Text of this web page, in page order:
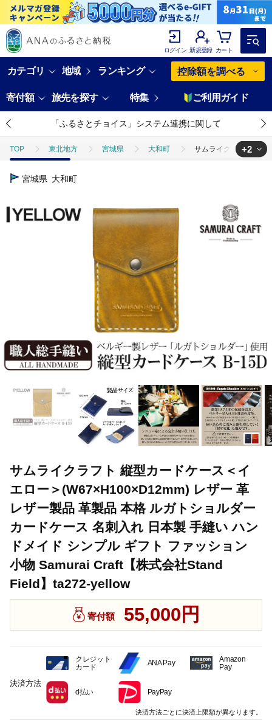
ログイン 新規登録 カート
カテゴリ 地域 ランキング 控除額を調べる
寄付額 旅先を探す 特集 ご利用ガイド
「ふるさとチョイス」システム連携に関して
TOP 東北地方 宮城県 大和町 サムライクラフト 縦
TOP
+2
宮城県 大和町
サムライクラフト 縦型カードケース＜イ
エロー＞(W67×H100×D12mm) レザー 革
レザー製品 革製品 本格 ルガトショルダー
カードケース 名刺入れ 日本製 手縫い ハン
ドメイド シンプル ギフト ファッション
小物 Samurai Craft【株式会社Stand
Field】ta272-yellow
寄付額 55,000円
決済方法
クレジット
カード
ANA Pay
Amazon
Pay
d払い PayPay
決済方法ごとに決済上限額が異なります。